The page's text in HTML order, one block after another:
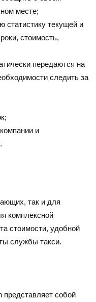
месте;
статистику текущей и
стоимость,
передаются на
следить за
и
так и для
комплексной
стоимости, удобной
службы такси.
представляет собой